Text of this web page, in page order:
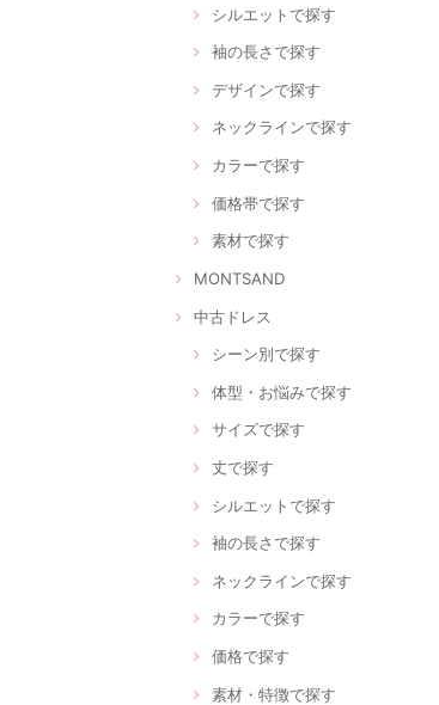
シルエットで探す
袖の長さで探す
デザインで探す
ネックラインで探す
カラーで探す
価格帯で探す
素材で探す
MONTSAND
中古ドレス
シーン別で探す
体型・お悩みで探す
サイズで探す
丈で探す
シルエットで探す
袖の長さで探す
ネックラインで探す
カラーで探す
価格で探す
素材・特徴で探す